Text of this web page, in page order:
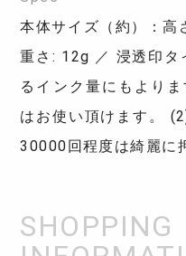
本体サイズ（約）：
重さ: 12g ／ 浸透印タ
るインク量にもより
はお使い頂けます。
30000回程度は綺麗に